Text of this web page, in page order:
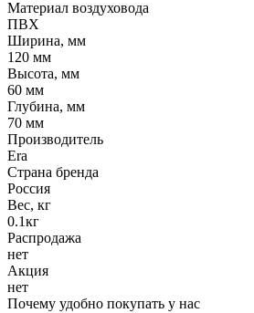
Материал воздуховода
ПВХ
Ширина, мм
120 мм
Высота, мм
60 мм
Глубина, мм
70 мм
Производитель
Era
Страна бренда
Россия
Вес, кг
0.1кг
Распродажа
нет
Акция
нет
Почему удобно покупать у нас